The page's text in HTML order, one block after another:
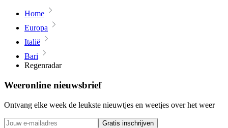
Home
Europa
Italië
Bari
Regenradar
Weeronline nieuwsbrief
Ontvang elke week de leukste nieuwtjes en weetjes over het weer
Gratis inschrijven